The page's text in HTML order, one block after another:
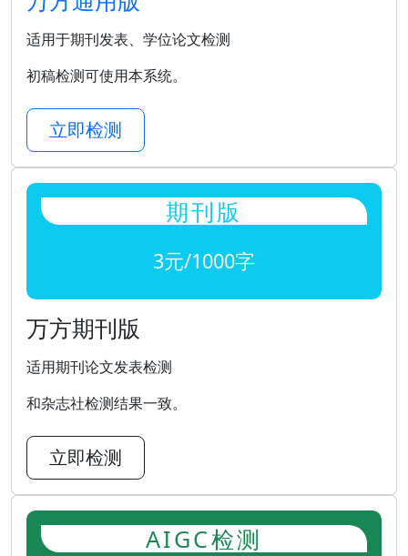
适用于期刊发表、学位论文检测
初稿检测可使用本系统。
立即检测
期刊版
3元/1000字
万方期刊版
适用期刊论文发表检测
和杂志社检测结果一致。
立即检测
AIGC检测